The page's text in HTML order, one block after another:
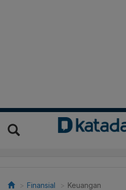
Finansial Keuangan